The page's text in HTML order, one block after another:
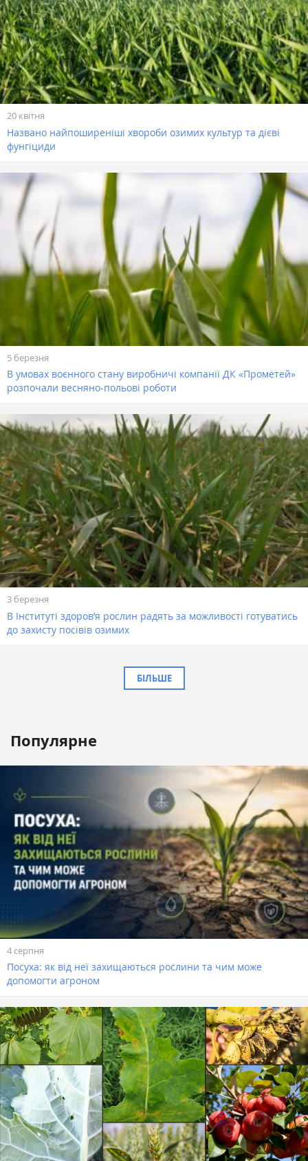
20 квітня
Названо найпоширеніші хвороби озимих культур та дієві
фунгіциди
5 березня
В умовах воєнного стану виробничі компанії ДК «Прометей»
розпочали весняно-польові роботи
3 березня
В Інституті здоров’я рослин радять за можливості готуватись
до захисту посівів озимих
БІЛЬШЕ
Популярне
4 серпня
Посуха: як від неї захищаються рослини та чим може
допомогти агроном